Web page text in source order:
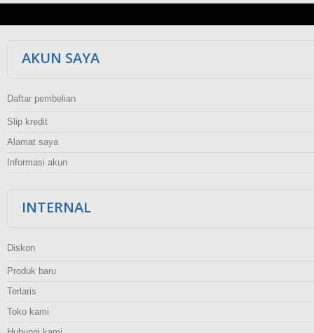
AKUN SAYA
Daftar pembelian
Slip kredit
Alamat saya
Informasi akun
INTERNAL
Diskon
Produk baru
Terlaris
Toko kami